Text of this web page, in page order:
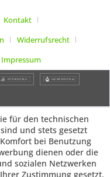
Kontakt
Widerrufsrecht
Impressum
für den technischen
und stets gesetzt
bei Benutzung
dienen oder die
sozialen Netzwerken
Zustimmung gesetzt.